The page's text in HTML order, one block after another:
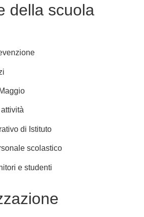
della scuola
di Istituto
scolastico
e studenti